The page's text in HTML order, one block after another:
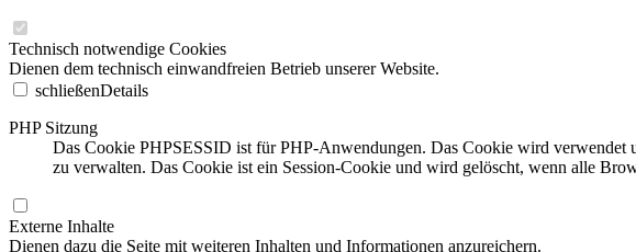
Technisch notwendige Cookies
Dienen dem technisch einwandfreien Betrieb unserer Website.
schließenDetails
PHP Sitzung
Das Cookie PHPSESSID ist für PHP-Anwendungen. Das Cookie wird verwendet
zu verwalten. Das Cookie ist ein Session-Cookie und wird gelöscht, wenn alle
Externe Inhalte
Dienen dazu die Seite mit weiteren Inhalten und Informationen anzureichern.